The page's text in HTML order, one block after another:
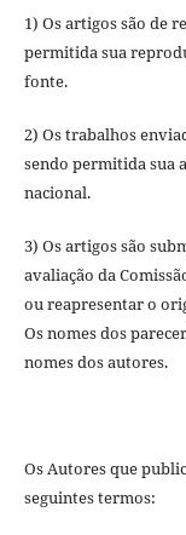
1) Os artigos são de
permitida sua
fonte.
2) Os trabalhos
sendo permitida sua
nacional.
3) Os artigos são
avaliação da
ou reapresentar o
Os nomes dos
nomes dos autores.
Os Autores que
seguintes termos: